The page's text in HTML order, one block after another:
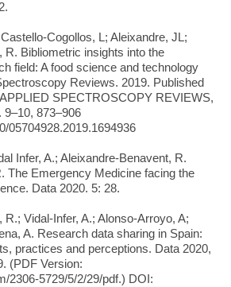
Cogollos, L; Aleixandre, JL;
R. Bibliometric insights into the
field: A food science and technology
Reviews. 2019. Published
SPECTROSCOPY REVIEWS,
9–10, 873–906
05704928.2019.1694936
Infer, A.; Aleixandre-Benavent, R.
The Emergency Medicine facing the
Data 2020. 5: 28.
Vidal-Infer, A.; Alonso-Arroyo, A;
A. Research data sharing in Spain:
practices and perceptions. Data 2020,
(PDF Version:
2306-5729/5/2/29/pdf.) DOI: